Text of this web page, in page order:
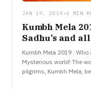
JAN 19, 2019 • 6 MIN
Kumbh Mela
Sadhu’s and
world!
Kumbh Mela 2019 :
Mysterious world! The
pilgrims, Kumbh Mela,